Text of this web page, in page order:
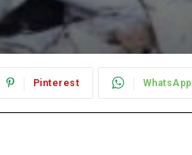
Pinterest WhatsApp